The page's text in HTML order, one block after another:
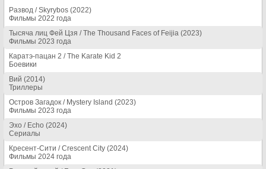
Развод / Skyrybos (2022)
Фильмы 2022 года
Тысяча лиц Фей Цзя / The Thousand Faces of Feijia (2023)
Фильмы 2023 года
Каратэ-пацан 2 / The Karate Kid 2
Боевики
Вий (2014)
Триллеры
Остров Загадок / Mystery Island (2023)
Фильмы 2023 года
Эхо / Echo (2024)
Сериалы
Кресент-Сити / Crescent City (2024)
Фильмы 2024 года